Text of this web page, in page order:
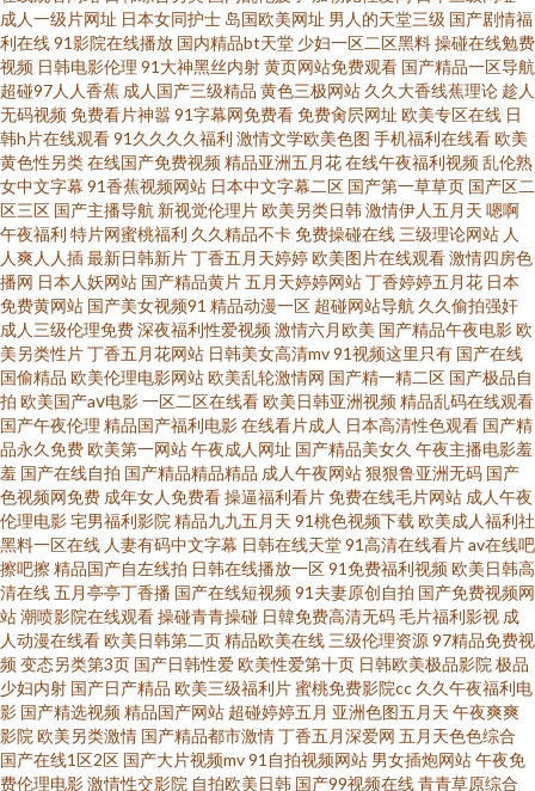
线起碰 超碰在线989 海角人妻91 萌白酱香蕉护士 亚洲A片在线观看 91原创社
区在线看 成人精品3d动漫 美女人妻吞精自拍 午夜久香蕉av 91黑料精品国产
97影院在线视频 岛国无码般运工 老湿免费福利社 手机av在线导航 亚洲天堂
淫乱乱 91黄色电影内射 岛国成人av网址 久久性爱欧美 日韩精品色色成人网
站 香焦视频污版 91人妻人人操人人爽 超碰刺激自拍 狠狠撸激情网 人妻三级
黄色 亚洲最新95自拍视频 97色色五月天网址 韩国TS人妖在线看 日韩在线三
区 亚洲色图av天堂 aa黄色毛片 豆花视频成人精品在线 亚洲av无码东京 91在
线免费视频 AV在线网址大全 精品极品免费无码 色网大全导航 在线免费视频
97 亚洲综合色色 97人妻激情视频 国内精品自在在线 日韩另类三渗透 亚洲吉
泽明步观看 91素人约在线 福利97网在线观看 日本三不卡区 亚洲欧洲日产韩
国黄色 91社com在线观看 黄色五月天社区 日韩无码三级mp 亚洲另类清纯av
91美女免费在线看 wwwav94 久久男人的免费视频 日韩欧美成人在线 亚洲另
类熟女偷拍天堂 97人妻人人草 福利视频91 欧美性爱23 午夜成人精选 91次元
成人一级片网址 日本女同护士 岛国欧美网址 男人的天堂三级 国产剧情福
利在线91影院在线播放 国内精品bt天堂 少妇一区二区黑料操碰在线勉费
视频 日韩电影伦理 91大神黑丝内射黄页网站免费观看 国产精品一区导航
超碰97人人香蕉 成人国产三级精品 黄色三极网站 久久大香线蕉理论 趁人
无码视频免费看片神嚣91字幕网免费看免费肏屄网址 欧美专区在线 日
韩h片在线观看91久久久久福利 激情文学欧美色图 手机福利在线看欧美
黄色性另类在线国产免费视频精品亚洲五月花在线午夜福利视频乱伦熟
女中文字幕 91香蕉视频网站 日本中文字幕二区 国产第一草草页 国产区二
区三区 国产主播导航 新视觉伦理片欧美另类日韩激情伊人五月天 嗯啊
午夜福利 特片网蜜桃福利 久久精品不卡免费操碰在线 三级理论网站 人
人爽人人插最新日韩新片丁香五月天婷婷欧美图片在线观看激情四房色
播网 日本人妖网站 国产精品黄片五月天婷婷网站丁香婷婷五月花 日本
免费黄网站 国产美女视频91 精品动漫一区 超碰网站导航 久久偷拍强奸
成人三级伦理免费深夜福利性爱视频激情六月欧美 国产精品午夜电影欧
美另类性片丁香五月花网站 日韩美女高清mv91视频这里只有 国产在线
国偷精品 欧美伦理电影网站欧美乱轮激情网 国产精一精二区 国产极品自
拍 欧美国产aⅴ电影一区二区在线看欧美日韩亚洲视频精品乱码在线观看
国产午夜伦理 精品国产福利电影在线看片成人 日本高清性色观看 国产精
品永久免费欧美第一网站午夜成人网址 国产精品美女久 午夜主播电影羞
羞 国产在线自拍 国产精品精品精品 成人午夜网站狠狠鲁亚洲无码 国产
色视频网免费 成年女人免费看操逼福利看片免费在线毛片网站 成人午夜
伦理电影宅男福利影院 精品九九五月天 91桃色视频下载 欧美成人福利社
黑料一区在线 人妻有码中文字幕 日韩在线天堂91高清在线看片av在线吧
擦吧擦精品国产自左线拍 日韩在线播放一区91免费福利视频欧美日韩高
清在线五月亭亭丁香播 国产在线短视频91夫妻原创自拍 国产免费视频网
站潮喷影院在线观看操碰青青操碰 日韓免费高清无码毛片福利影视 成
人动漫在线看欧美日韩第二页精品欧美在线 三级伦理资源97精品免费视
频变态另类第3页 国产日韩性爱欧美性爱第十页 日韩欧美极品影院 极品
少妇内射 国产日产精品 欧美三级福利片蜜桃免费影院cc 久久午夜福利电
影 国产精选视频精品国产网站 超碰婷婷五月 亚洲色图五月天 午夜爽爽
影院 欧美另类激情 国产精品都市激情丁香五月深爱网 五月天色色综合
国产在线1区2区 国产大片视频mv91自拍视频网站 男女插炮网站午夜免
费伦理电影激情性交影院 自拍欧美日韩 国产99视频在线青青草原综合